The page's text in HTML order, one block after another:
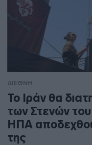
ΔΙΕΘΝΗ
To Ιράν θα
των Στενών
ΗΠΑ
της